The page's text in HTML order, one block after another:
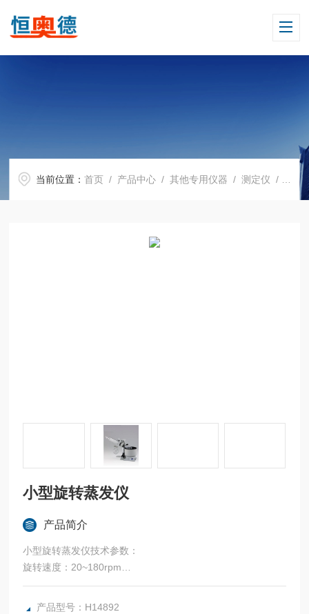
当前位置：首页 / 产品中心 /其他专用仪器 /测定仪 / H14892小型旋转蒸发仪
小型旋转蒸发仪
产品简介
小型旋转蒸发仪技术参数：
旋转速度：20~180rpm
蒸发能力：Max.18ml/min
可达真空度：399.9Pa（3mmHg）以下
产品型号：H14892